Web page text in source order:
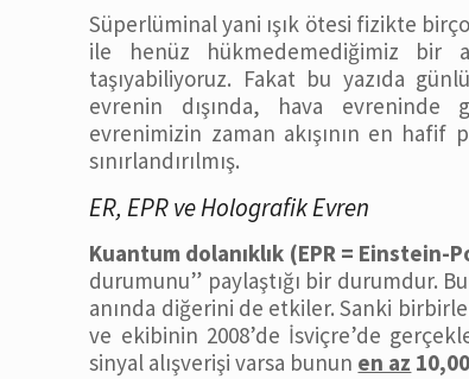
Süperlüminal yani ışık ötesi fizikte
ile henüz hükmedemediğimiz bir
taşıyabiliyoruz. Fakat bu yazıda
evrenin dışında, hava evreninde
evrenimizin zaman akışının en hafif
sınırlandırılmış.
ER, EPR ve Holografik Evren
Kuantum dolanıklık (EPR = Einstein-
durumunu” paylaştığı bir durumdur.
anında diğerini de etkiler. Sanki
ve ekibinin 2008’de İsviçre’de
sinyal alışverişi varsa bunun en az